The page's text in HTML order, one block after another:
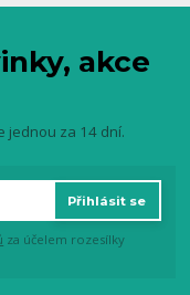
akce
jednou za 14 dní.
Přihlásit se
za účelem rozesílky